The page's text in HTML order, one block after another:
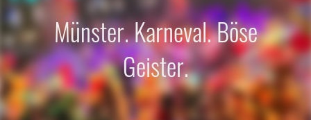
Münster. Karneval. Böse
Geister.